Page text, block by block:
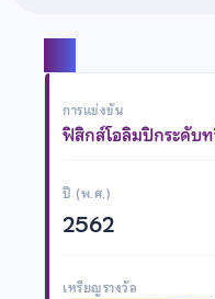
การแข่งขัน
ฟิสิกส์โอลิมปิกระดับท
ปี (พ.ศ.)
2562
เหรียญรางวัล